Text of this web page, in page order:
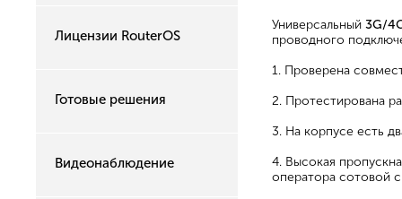
Лицензии RouterOS
Готовые решения
Видеонаблюдение
Универсальный 3G/
проводного
1. Проверена
2. Протестирована
3. На корпусе есть
4. Высокая
оператора сотовой